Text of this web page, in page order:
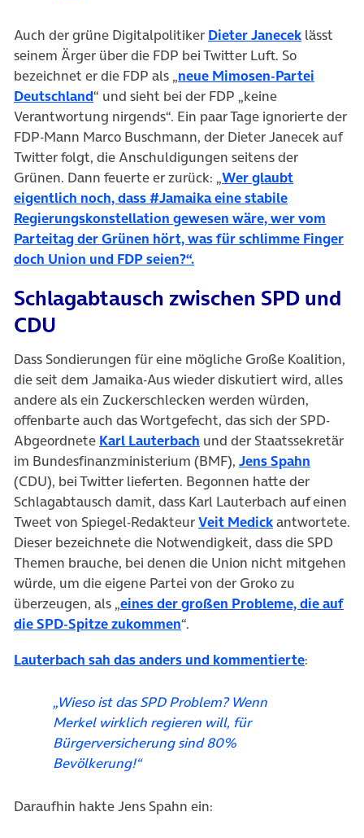
Auch der grüne Digitalpolitiker Dieter Janecek(öffnet in
lässt
seinem Ärger über die FDP bei Twitter Luft. So
bezeichnet er die FDP als „neue Mimosen-Partei
Deutschland(öffnet in neuem Tab)
“ und sieht bei der FDP „keine
Verantwortung nirgends“. Ein paar Tage ignorierte der
FDP-Mann Marco Buschmann, der Dieter Janecek auf
Twitter folgt, die Anschuldigungen seitens der
Grünen. Dann feuerte er zurück: „Wer glaubt
eigentlich noch, dass #Jamaika eine stabile
Regierungskonstellation gewesen wäre, wer vom
Parteitag der Grünen hört, was für schlimme Finger
doch Union und FDP seien?“.(öffnet in neuem Tab)
Schlagabtausch zwischen SPD und
CDU
Dass Sondierungen für eine mögliche Große Koalition,
die seit dem Jamaika-Aus wieder diskutiert wird, alles
andere als ein Zuckerschlecken werden würden,
offenbarte auch das Wortgefecht, das sich der SPD-
Abgeordnete Karl Lauterbach (öffnet in neuem Tab)
und der Staatssekretär
im Bundesfinanzministerium (BMF), Jens Spahn
(CDU), bei Twitter lieferten. Begonnen hatte der
Schlagabtausch damit, dass Karl Lauterbach auf einen
Tweet von Spiegel-RedakteurVeit Medick(öffnet in
antwortete.
Dieser bezeichnete die Notwendigkeit, dass die SPD
Themen brauche, bei denen die Union nicht mitgehen
würde, um die eigene Partei von der Groko zu
überzeugen, als „eines der großen Probleme, die auf
die SPD-Spitze zukommen(öffnet in neuem Tab)
“.
Lauterbach sah das anders und kommentierte(öffnet in
:
„Wieso ist das SPD Problem? Wenn
Merkel wirklich regieren will, für
Bürgerversicherung sind 80%
Bevölkerung!“
Daraufhin hakte Jens Spahn ein: